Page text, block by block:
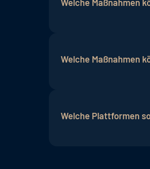
Welche Maßnahmen
hochwertigen
Welche Maßnahmen
hochwertigen
Welche Plattformen